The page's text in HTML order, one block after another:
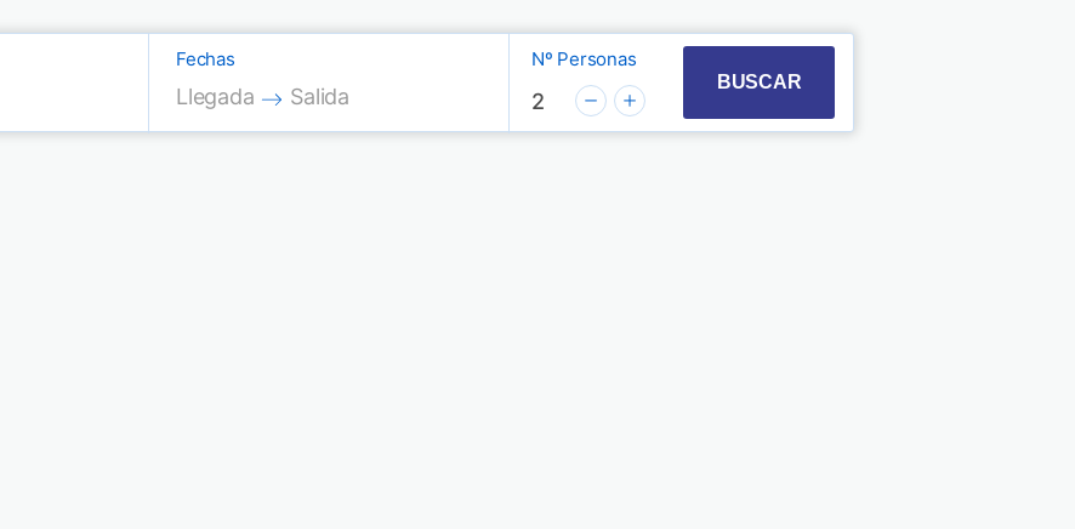
Fechas
Press the down arrow key to interact with the calendar and select a date. Press the
Llegada
Press the down arrow key to interact with the calendar and select a date.
Salida
Nº Personas
2
BUSCAR